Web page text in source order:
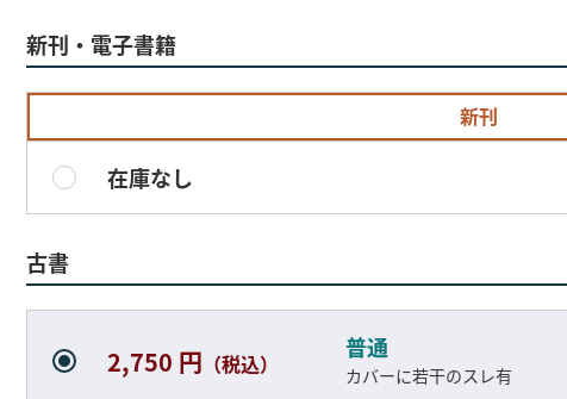
新刊・電子書籍
新刊
在庫なし
古書
2,750 円 （税込）
普通
カバーに若干のスレ有